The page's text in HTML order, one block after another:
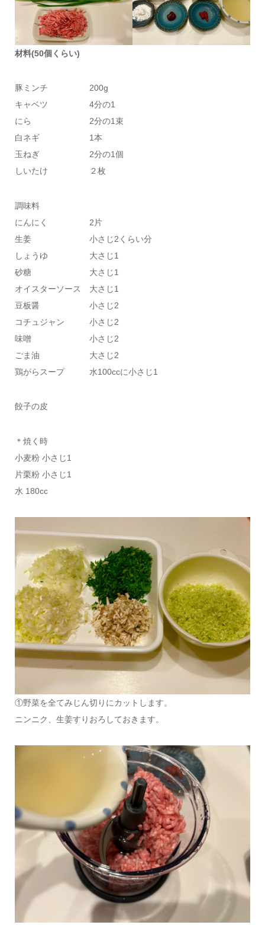
材料(50個くらい)
豚ミンチ 200g
キャベツ 4分の1
にら 2分の1束
白ネギ 1本
玉ねぎ 2分の1個
しいたけ ２枚
調味料
にんにく 2片
生姜 小さじ2くらい分
しょうゆ 大さじ1
砂糖 大さじ1
オイスターソース 大さじ1
豆板醤 小さじ2
コチュジャン 小さじ2
味噌 小さじ2
ごま油 大さじ2
鶏がらスープ 水100ccに小さじ1
餃子の皮
＊焼く時
小麦粉 小さじ1
片栗粉 小さじ1
水 180cc
①野菜を全てみじん切りにカットします。
ニンニク、生姜すりおろしておきます。